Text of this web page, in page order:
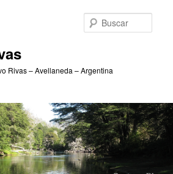
Rivas – Avellaneda – Argentina